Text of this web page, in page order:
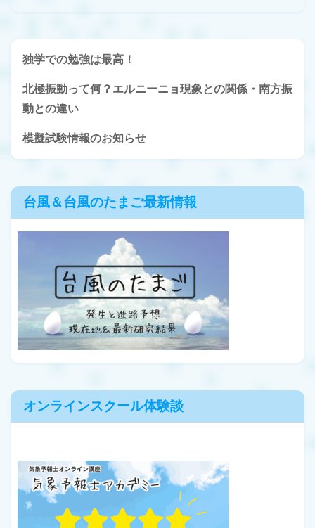
独学での勉強は最高！
北極振動って何？エルニーニョ現象との関係・南方振
動との違い
模擬試験情報のお知らせ
台風＆台風のたまご最新情報
オンラインスクール体験談